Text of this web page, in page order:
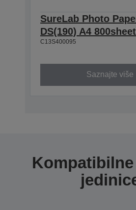
SureLab Photo
DS(190) A4
C13S400095
Saznajte više